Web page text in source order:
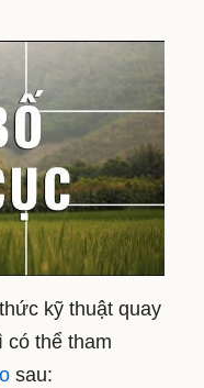
kỹ thuật quay
thể tham
sau: